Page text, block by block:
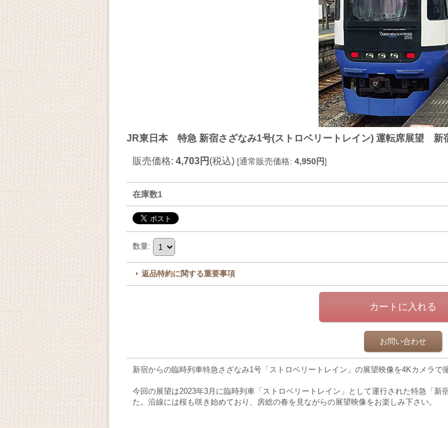
JR東日本 特急 新宿さざなみ1号(ストロベリートレイン) 運転席展望 新
販売価格: 4,703円 (税込) [通常販売価格: 4,950円]
在庫数1
数量:
返品特約に関する重要事項
お問い合わせ
新宿からの臨時列車特急さざなみ1号「ストロベリートレイン」の展望映像を4Kカメラで
今回の展望は2023年3月に臨時列車「ストロベリートレイン」として運行された特急「
た。沿線には桜も咲き始めており、房総の春を見ながらの展望映像をお楽しみ下さい。